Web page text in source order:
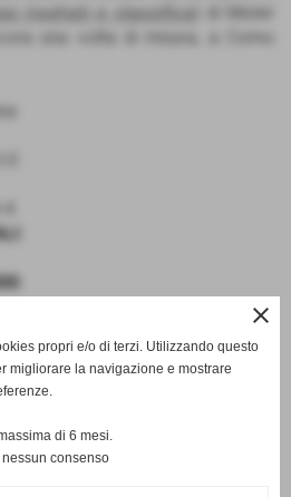
risultati e classifica ) di Mister
una volta di misura, a Como
close
propri e/o di terzi. Utilizzando questo
migliorare la navigazione e mostrare
di 6 mesi.
consenso